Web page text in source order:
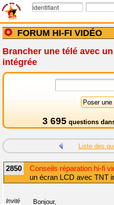
FORUM HI-FI VIDÉO
Brancher une télé avec
intégrée
3 695 questions
Liste des
2850 Conseils réparation hi-fi
un écran LCD avec TNT
Invité
Bonjour,